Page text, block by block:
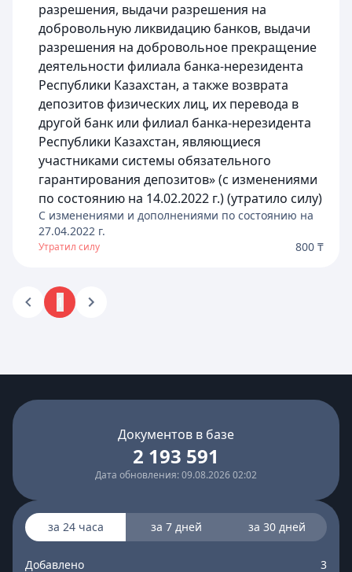
разрешения, выдачи разрешения на
добровольную ликвидацию банков, выдачи
разрешения на добровольное прекращение
деятельности филиала банка-нерезидента
Республики Казахстан, а также возврата
депозитов физических лиц, их перевода в
другой банк или филиал банка-нерезидента
Республики Казахстан, являющиеся
участниками системы обязательного
гарантирования депозитов» (с изменениями
по состоянию на 14.02.2022 г.) (утратило силу)
C изменениями и дополнениями по состоянию на
27.04.2022 г.
Утратил силу 800 ₸
Документов в базе
2 193 591
Дата обновления: 09.08.2026 02:02
за 24 часа за 7 дней за 30 дней
Добавлено 3